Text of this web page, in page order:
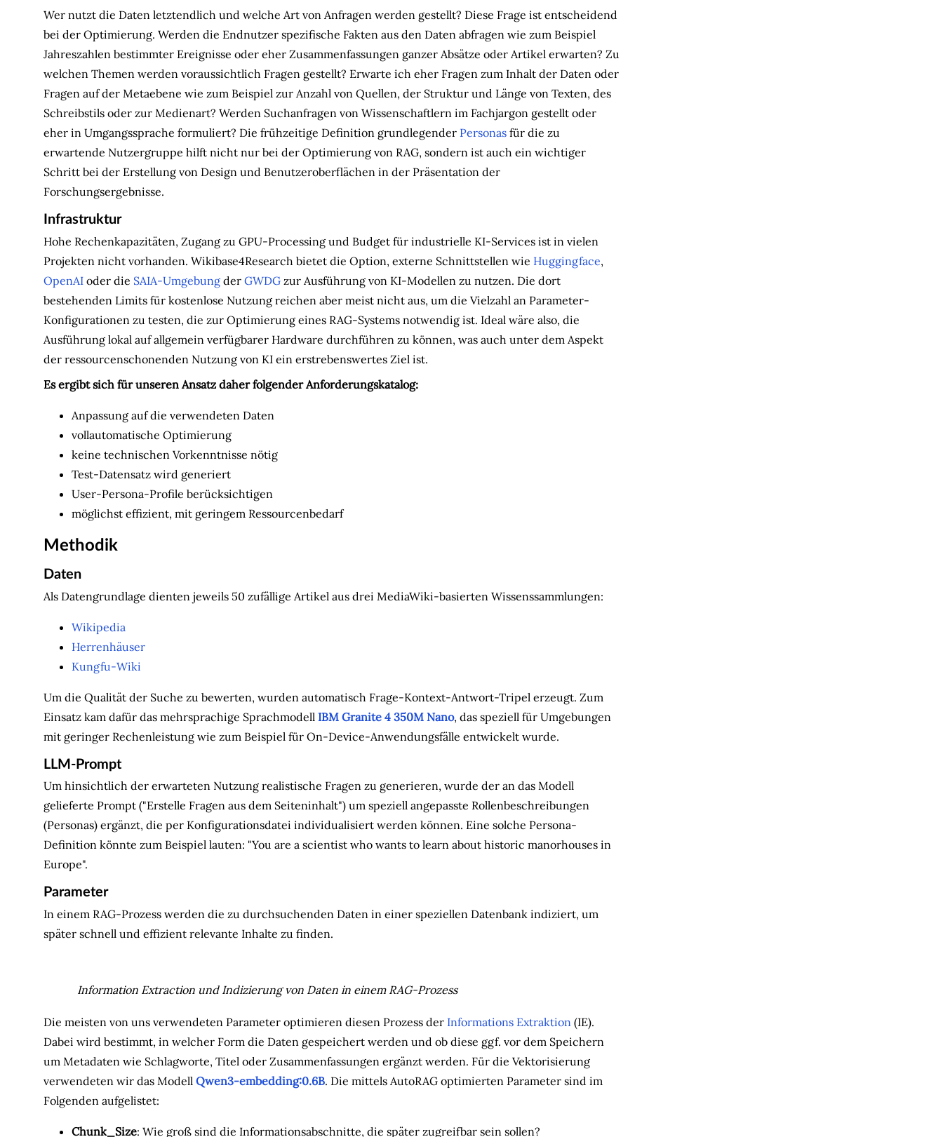
Wer nutzt die Daten letztendlich und welche Art von Anfragen werden gestellt? Diese Frage ist entscheidend
bei der Optimierung. Werden die Endnutzer spezifische Fakten aus den Daten abfragen wie zum Beispiel
Jahreszahlen bestimmter Ereignisse oder eher Zusammenfassungen ganzer Absätze oder Artikel erwarten? Zu
welchen Themen werden voraussichtlich Fragen gestellt? Erwarte ich eher Fragen zum Inhalt der Daten oder
Fragen auf der Metaebene wie zum Beispiel zur Anzahl von Quellen, der Struktur und Länge von Texten, des
Schreibstils oder zur Medienart? Werden Suchanfragen von Wissenschaftlern im Fachjargon gestellt oder
eher in Umgangssprache formuliert? Die frühzeitige Definition grundlegender Personasfür die zu
erwartende Nutzergruppe hilft nicht nur bei der Optimierung von RAG, sondern ist auch ein wichtiger
Schritt bei der Erstellung von Design und Benutzeroberflächen in der Präsentation der
Forschungsergebnisse.
Infrastruktur
Hohe Rechenkapazitäten, Zugang zu GPU-Processing und Budget für industrielle KI-Services ist in vielen
Projekten nicht vorhanden. Wikibase4Research bietet die Option, externe Schnittstellen wie Huggingface,
OpenAIoder die SAIA-Umgebungder GWDGzur Ausführung von KI-Modellen zu nutzen. Die dort
bestehenden Limits für kostenlose Nutzung reichen aber meist nicht aus, um die Vielzahl an Parameter-
Konfigurationen zu testen, die zur Optimierung eines RAG-Systems notwendig ist. Ideal wäre also, die
Ausführung lokal auf allgemein verfügbarer Hardware durchführen zu können, was auch unter dem Aspekt
der ressourcenschonenden Nutzung von KI ein erstrebenswertes Ziel ist.
Es ergibt sich für unseren Ansatz daher folgender Anforderungskatalog:
Anpassung auf die verwendeten Daten
vollautomatische Optimierung
keine technischen Vorkenntnisse nötig
Test-Datensatz wird generiert
User-Persona-Profile berücksichtigen
möglichst effizient, mit geringem Ressourcenbedarf
Methodik
Daten
Als Datengrundlage dienten jeweils 50 zufällige Artikel aus drei MediaWiki-basierten Wissenssammlungen:
Wikipedia
Herrenhäuser
Kungfu-Wiki
Um die Qualität der Suche zu bewerten, wurden automatisch Frage-Kontext-Antwort-Tripel erzeugt. Zum
Einsatz kam dafür das mehrsprachige Sprachmodell IBM Granite 4 350M Nano, das speziell für Umgebungen
mit geringer Rechenleistung wie zum Beispiel für On-Device-Anwendungsfälle entwickelt wurde.
LLM-Prompt
Um hinsichtlich der erwarteten Nutzung realistische Fragen zu generieren, wurde der an das Modell
gelieferte Prompt ("Erstelle Fragen aus dem Seiteninhalt") um speziell angepasste Rollenbeschreibungen
(Personas) ergänzt, die per Konfigurationsdatei individualisiert werden können. Eine solche Persona-
Definition könnte zum Beispiel lauten: "You are a scientist who wants to learn about historic manorhouses in
Europe".
Parameter
In einem RAG-Prozess werden die zu durchsuchenden Daten in einer speziellen Datenbank indiziert, um
später schnell und effizient relevante Inhalte zu finden.
Information Extraction und Indizierung von Daten in einem RAG-Prozess
Die meisten von uns verwendeten Parameter optimieren diesen Prozess der Informations Extraktion (IE).
Dabei wird bestimmt, in welcher Form die Daten gespeichert werden und ob diese ggf. vor dem Speichern
um Metadaten wie Schlagworte, Titel oder Zusammenfassungen ergänzt werden. Für die Vektorisierung
verwendeten wir das Modell Qwen3-embedding:0.6B. Die mittels AutoRAG optimierten Parameter sind im
Folgenden aufgelistet:
Chunk_Size: Wie groß sind die Informationsabschnitte, die später zugreifbar sein sollen?